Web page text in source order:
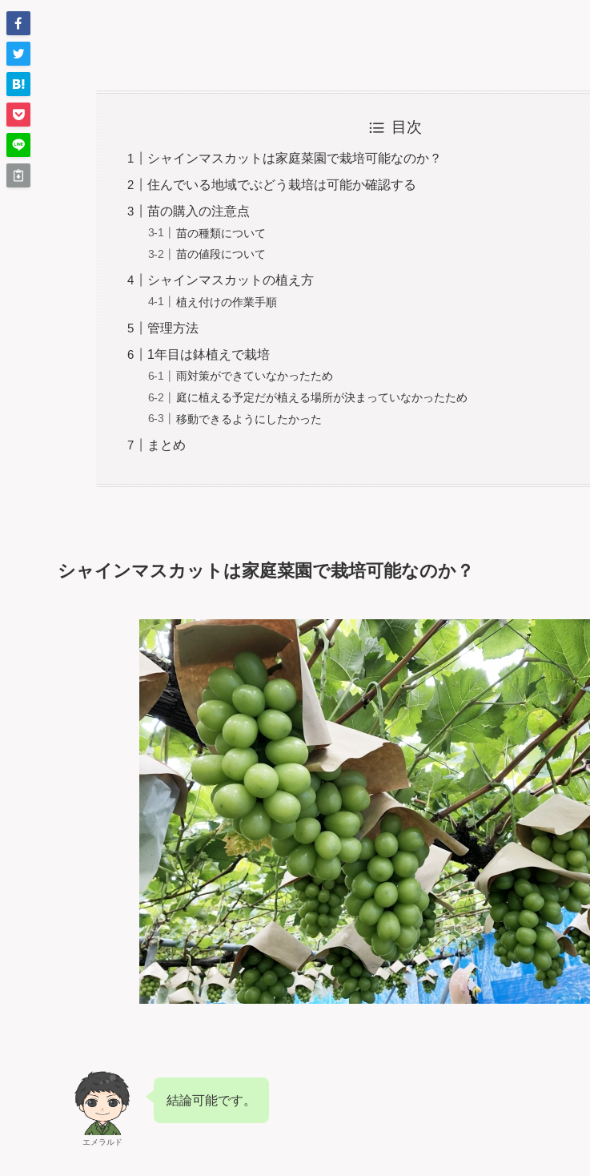
目次
シャインマスカットは家庭菜園で栽培可能なのか？
住んでいる地域でぶどう栽培は可能か確認する
苗の購入の注意点
苗の種類について
苗の値段について
シャインマスカットの植え方
植え付けの作業手順
管理方法
1年目は鉢植えで栽培
雨対策ができていなかったため
庭に植える予定だが植える場所が決まっていなかったため
移動できるようにしたかった
まとめ
シャインマスカットは家庭菜園で栽培可能なのか？
エメラルド
結論可能です。